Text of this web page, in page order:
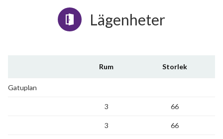
Lägenheter
Rum Storlek
Gatuplan
3 66
3 66